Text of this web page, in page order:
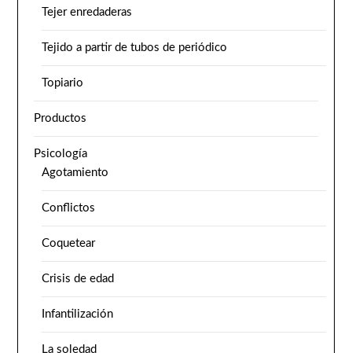
Tejer enredaderas
Tejido a partir de tubos de periódico
Topiario
Productos
Psicología
Agotamiento
Conflictos
Coquetear
Crisis de edad
Infantilización
La soledad